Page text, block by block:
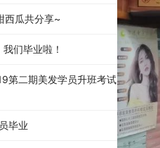
西瓜共分享~
们毕业啦！
第二期美发学员升班考试
毕业